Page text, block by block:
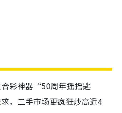
彩神器“50周年摇摇匙
，二手市场更疯狂炒高近4